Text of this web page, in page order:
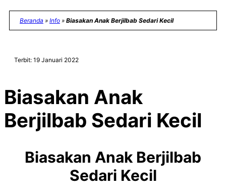
Beranda » Info » Biasakan Anak Berjilbab Sedari Kecil
Terbit: 19 Januari 2022
Biasakan Anak
Berjilbab Sedari Kecil
Biasakan Anak Berjilbab
Sedari Kecil